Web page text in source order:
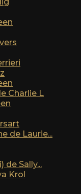
Charlie L
de Laurie...
Sally...
Krol